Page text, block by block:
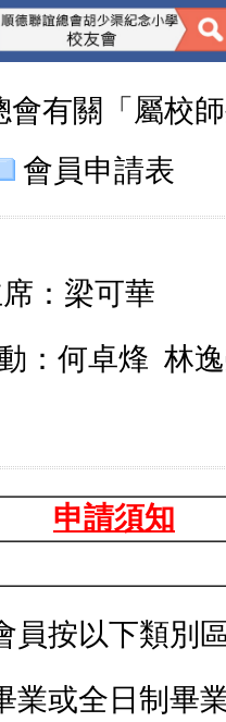
會有關「屬校
會員申請表
：梁可華
：何卓烽 林
申請須知
按以下類別區
或全日制畢業